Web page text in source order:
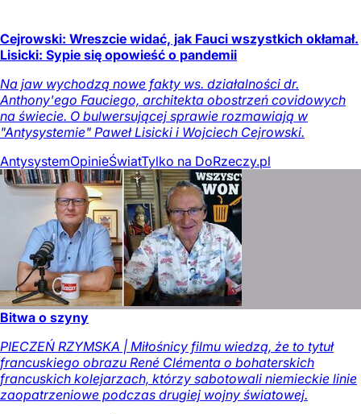
Cejrowski: Wreszcie widać, jak Fauci wszystkich okłamał.
Lisicki: Sypie się opowieść o pandemii
Na jaw wychodzą nowe fakty ws. działalności dr.
Anthony'ego Fauciego, architekta obostrzeń covidowych
na świecie. O bulwersującej sprawie rozmawiają w
"Antysystemie" Paweł Lisicki i Wojciech Cejrowski.
AntysystemOpinieŚwiatTylko na DoRzeczy.pl
Bitwa o szyny
PIECZEŃ RZYMSKA | Miłośnicy filmu wiedzą, że to tytuł
francuskiego obrazu René Clémenta o bohaterskich
francuskich kolejarzach, którzy sabotowali niemieckie linie
zaopatrzeniowe podczas drugiej wojny światowej.